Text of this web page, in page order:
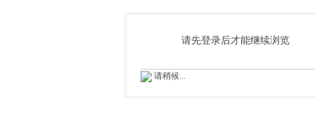
索
请先登录后才能继续浏览
请稍候...